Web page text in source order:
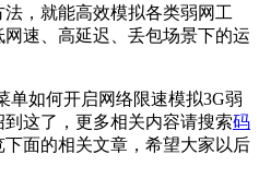
，就能高效模拟各类弱网工
速、高延迟、丢包场景下的运
单如何开启网络限速模拟3G弱
这了，更多相关内容请搜索码
下面的相关文章，希望大家以后